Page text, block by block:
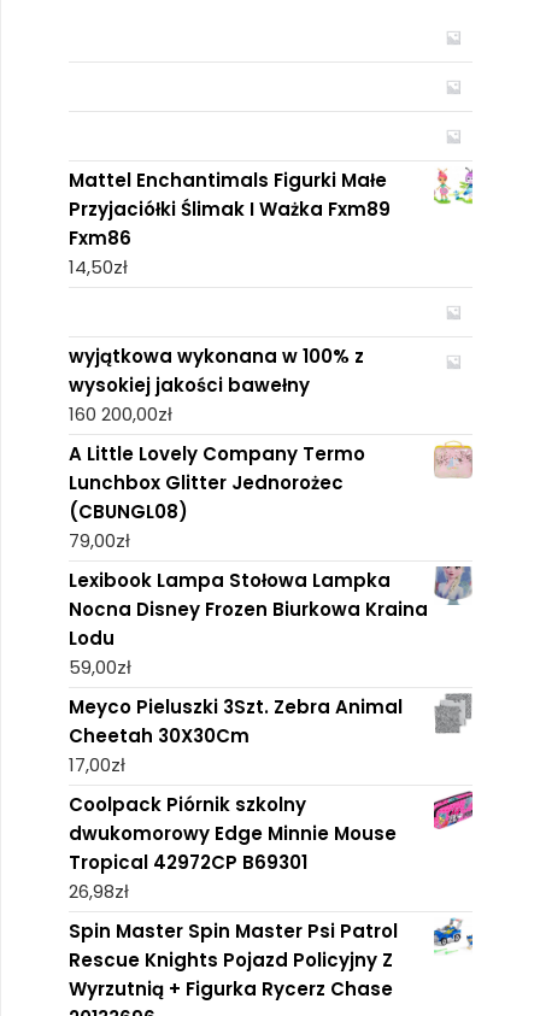
Mattel Enchantimals Figurki Małe
Przyjaciółki Ślimak I Ważka Fxm89
Fxm86
14,50zł
wyjątkowa wykonana w 100% z
wysokiej jakości bawełny
160 200,00zł
A Little Lovely Company Termo
Lunchbox Glitter Jednorożec
(CBUNGL08)
79,00zł
Lexibook Lampa Stołowa Lampka
Nocna Disney Frozen Biurkowa Kraina
Lodu
59,00zł
Meyco Pieluszki 3Szt. Zebra Animal
Cheetah 30X30Cm
17,00zł
Coolpack Piórnik szkolny
dwukomorowy Edge Minnie Mouse
Tropical 42972CP B69301
26,98zł
Spin Master Spin Master Psi Patrol
Rescue Knights Pojazd Policyjny Z
Wyrzutnią + Figurka Rycerz Chase